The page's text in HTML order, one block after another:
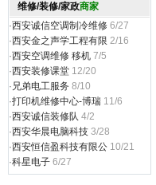
维修/装修/家政商家
·西安诚信空调制冷维修 6/27
·西安金之声学工程有限 2/16
·西安空调维修 移机 7/5
·西安装修课堂 12/20
· 兄弟电工服务 8/10
·打印机维修中心-博瑞 11/6
·西安诚信装修队 4/2
·西安华晨电脑科技 3/28
·西安恒信盈科技有限公 10/21
·科星电子 6/27